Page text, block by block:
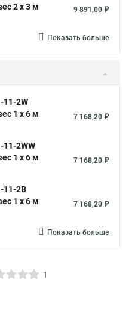
2 x 3 м
9 891,00 ₽
Показать больше
11-2W
1 x 6 м
7 168,20 ₽
11-2WW
1 x 6 м
7 168,20 ₽
11-2B
1 x 6 м
7 168,20 ₽
Показать больше
1